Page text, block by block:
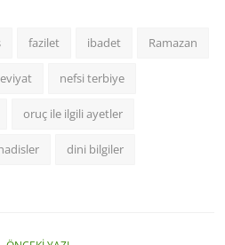
fazilet ibadet Ramazan
nefsi terbiye
oruç ile ilgili ayetler
dini bilgiler